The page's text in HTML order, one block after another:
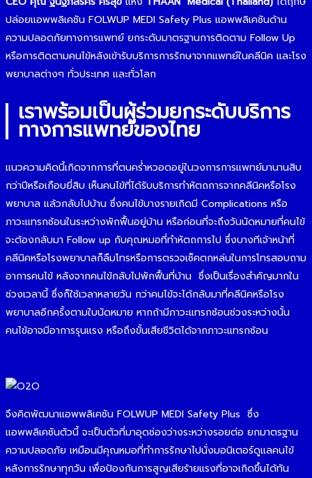
ปล่อยแอพพลิเคชัน FOLWUP MEDI Safety Plus แอพพลิเคชันด้าน
ความปลอดภัยทางการแพทย์ ยกระดับมาตรฐานการติดตาม Follow Up
หรือการติดตามคนไข้หลังเข้ารับบริการการรักษาจากแพทย์ในคลีนิค และโรง
พยาบาลต่างๆ ทั่วประเทศ และทั่วโลก
เราพร้อมเป็นผู้ร่วมยกระดับบริการ
ทางการแพทย์ของไทย
แนวความคิดนี้เกิดจากการที่ตนคร่ำหวอดอยู่ในวงการการแพทย์มานานสิบ
กว่าปีหรือเกือบยี่สิบ เห็นคนไข้ที่ได้รับบริการทำหัตถการจากคลีนิคหรือโรง
พยาบาล แล้วกลับไปบ้าน ซึ่งคนไข้บางรายเกิดมี Complications หรือ
ภาวะแทรกซ้อนในระหว่างพักฟื้นอยู่บ้าน หรือก่อนที่จะถึงวันนัดหมายที่คนไข้
จะต้องกลับมา Follow up กับคุณหมอที่ทำหัตถการไป ซึ่งบางทีเจ้าหน้าที่
คลีนิคหรือโรงพยาบาลก็ลืมโทรหรือการตรวจเช็คตกหล่นในการโทรสอบถาม
อาการคนไข้ หลังจากคนไข้กลับไปพักฟื้นที่บ้าน ซึ่งเป็นเรื่องสำคัญมากใน
ช่วงเวลานี้ ซึ่งก็ใช้เวลาหลายวัน กว่าคนไข้จะได้กลับมาที่คลีนิคหรือโรง
พยาบาลอีกครั้งตามใบนัดหมาย หากถ้ามีภาวะแทรกซ้อนช่วงระหว่างนั้น
คนไข้อาจมีอาการรุนแรง หรือถึงขั้นเสียชีวิตได้จากภาวะแทรกซ้อน
จึงคิดพัฒนาแอพพลิเคชัน FOLWUP MEDI Safety Plus ซึ่ง
แอพพลิเคชันตัวนี้ จะเป็นตัวที่มาอุดช่องว่างระหว่างรอยต่อ ยกมาตรฐาน
ความปลอดภัย เหมือนมีคุณหมอที่ทำการรักษาไปนั่งมอนิเตอร์ดูแลคนไข้
หลังการรักษาทุกวัน เพื่อป้องกันการสูญเสียร้ายแรงที่อาจเกิดขึ้นได้ทัน